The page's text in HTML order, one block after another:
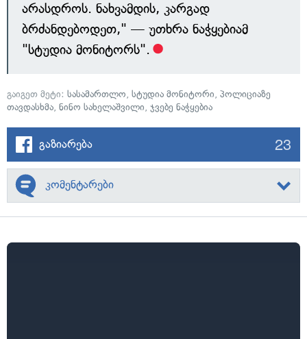
არასდროს. ნახვამდის, კარგად
ბრძანდებოდეთ," — უთხრა ნაჭყებიამ
"სტუდია მონიტორს".
გაიგეთ მეტი: სასამართლო, სტუდია მონიტორი, პოლიციაზე
თავდასხმა, ნინო სახელაშვილი, ჯვებე ნაჭყებია
გაზიარება 23
კომენტარები